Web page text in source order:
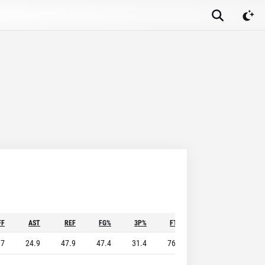
AST REF FG% 3P% FT%
24.9 47.9 47.4 31.4 76.8